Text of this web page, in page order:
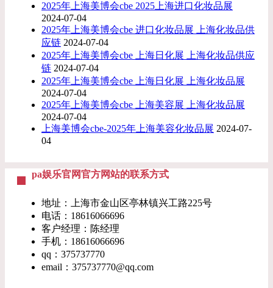
2025年上海美博会cbe 2025上海进口化妆品展
2024-07-04
2025年上海美博会cbe 进口化妆品展 上海化妆品供
应链 2024-07-04
2025年上海美博会cbe 上海日化展 上海化妆品供应
链 2024-07-04
2025年上海美博会cbe 上海日化展 上海化妆品展
2024-07-04
2025年上海美博会cbe 上海美容展 上海化妆品展
2024-07-04
上海美博会cbe-2025年上海美容化妆品展 2024-07-
04
pa娱乐官网官方网站的联系方式
地址：上海市金山区亭林镇兴工路225号
电话：18616066696
客户经理：陈经理
手机：18616066696
qq：375737770
email： 375737770@qq.com